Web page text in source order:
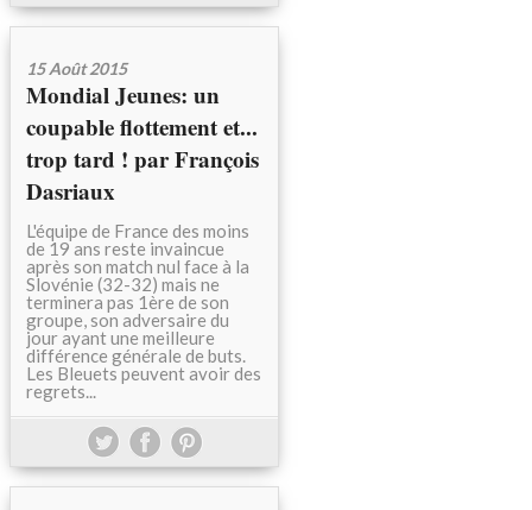
15 Août 2015
Mondial Jeunes: un
coupable flottement et...
trop tard ! par François
Dasriaux
L'équipe de France des moins
de 19 ans reste invaincue
après son match nul face à la
Slovénie (32-32) mais ne
terminera pas 1ère de son
groupe, son adversaire du
jour ayant une meilleure
différence générale de buts.
Les Bleuets peuvent avoir des
regrets...